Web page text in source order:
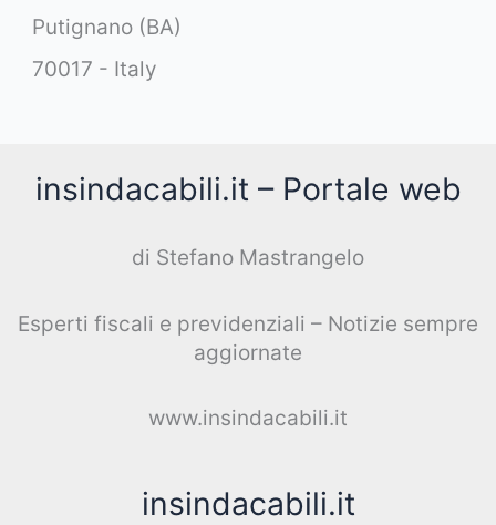
Putignano (BA)
70017 - Italy
insindacabili.it – Portale web
di Stefano Mastrangelo
Esperti fiscali e previdenziali – Notizie sempre
aggiornate
www.insindacabili.it
insindacabili.it